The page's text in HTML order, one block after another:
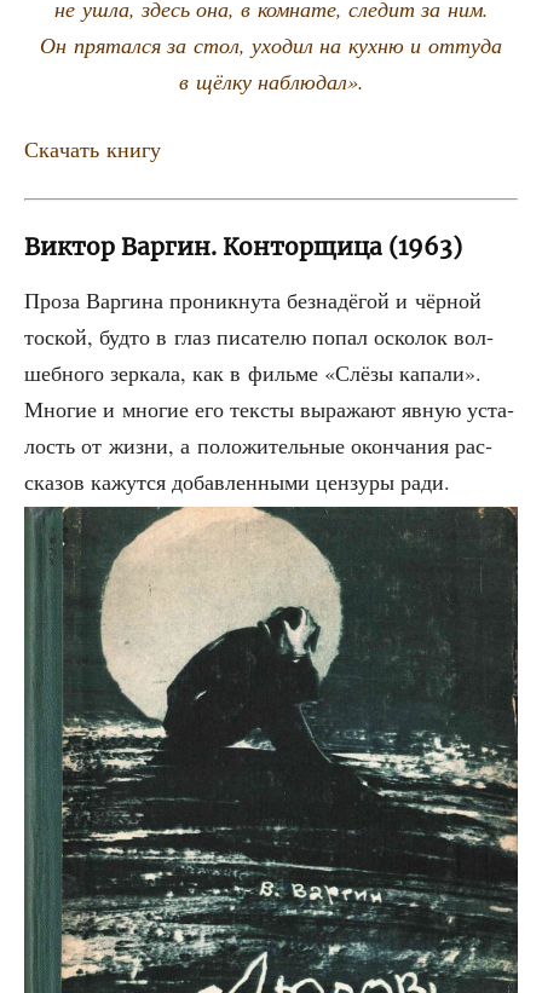
не ушла, здесь она, в ком­на­те, сле­дит за ним.
Он пря­тал­ся за стол, ухо­дил на кух­ню и отту­да
в щёл­ку наблюдал».
Ска­чать книгу
Виктор Варгин. Конторщица (1963)
Про­за Вар­ги­на про­ник­ну­та без­на­дё­гой и чёр­ной
тос­кой, буд­то в глаз писа­те­лю попал оско­лок вол­
шеб­но­го зер­ка­ла, как в филь­ме «Слё­зы капа­ли».
Мно­гие и мно­гие его тек­сты выра­жа­ют явную уста­
лость от жиз­ни, а поло­жи­тель­ные окон­ча­ния рас­
ска­зов кажут­ся добав­лен­ны­ми цен­зу­ры ради.